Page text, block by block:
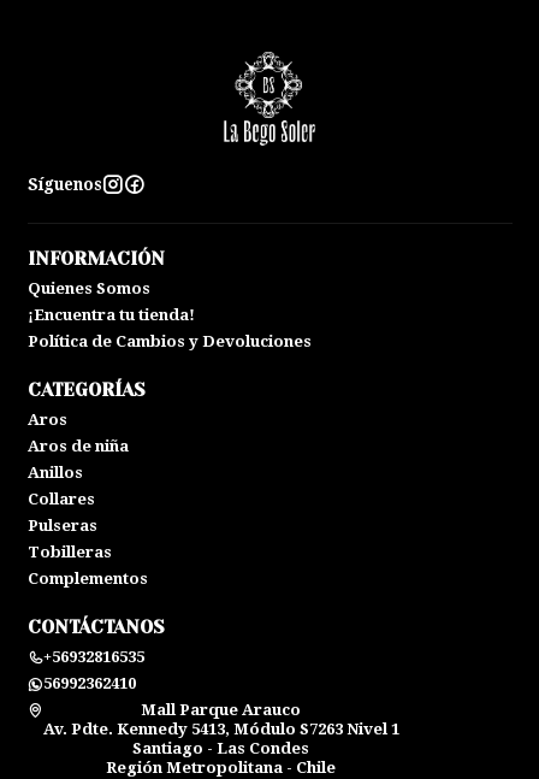
Síguenos
INFORMACIÓN
Quienes Somos
¡Encuentra tu tienda!
Política de Cambios y Devoluciones
CATEGORÍAS
Aros
Aros de niña
Anillos
Collares
Pulseras
Tobilleras
Complementos
CONTÁCTANOS
+56932816535
56992362410
Mall Parque Arauco
Av. Pdte. Kennedy 5413, Módulo S7263 Nivel 1
Santiago - Las Condes
Región Metropolitana - Chile